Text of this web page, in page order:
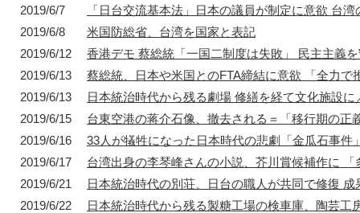
2019/6/7
「日台交流基本法」日本の議員が制定に意欲 台
2019/6/8
米国防総省、台湾を国家と表記
2019/6/12
香港デモ 蔡総統「一国二制度は失敗」 民主主義
2019/6/13
蔡総統、日本や米国とのFTA締結に意欲 「全力で
2019/6/13
日本統治時代から残る劇場 修繕を経て文化施設に
2019/6/15
台東空港の蒋介石像、撤去される＝「移行期の正
2019/6/16
33人が犠牲になった日本時代の悲劇「金瓜石事件
2019/6/17
台湾出身の李琴峰さんの小説、芥川賞候補作に
2019/6/21
日本統治時代の別荘、日台の職人が共同で修復
2019/6/22
日本統治時代から残る製糖工場の検車庫、陶芸工